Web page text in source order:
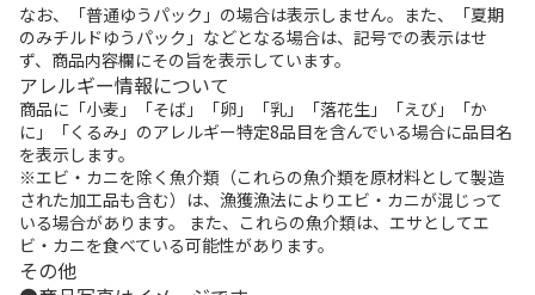
なお、「普通ゆうパック」の場合は表示しません。また、「夏期
のみチルドゆうパック」などとなる場合は、記号での表示はせ
ず、商品内容欄にその旨を表示しています。
アレルギー情報について
商品に「小麦」「そば」「卵」「乳」「落花生」「えび」「か
に」「くるみ」のアレルギー特定8品目を含んでいる場合に品目名
を表示します。
※エビ・カニを除く魚介類（これらの魚介類を原材料として製造
された加工品も含む）は、漁獲漁法によりエビ・カニが混じって
いる場合があります。 また、これらの魚介類は、エサとしてエ
ビ・カニを食べている可能性があります。
その他